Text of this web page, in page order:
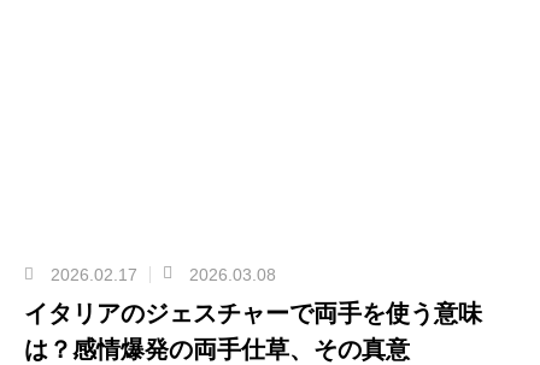
2026.02.17 2026.03.08
イタリアのジェスチャーで両手を使う意味
は？感情爆発の両手仕草、その真意